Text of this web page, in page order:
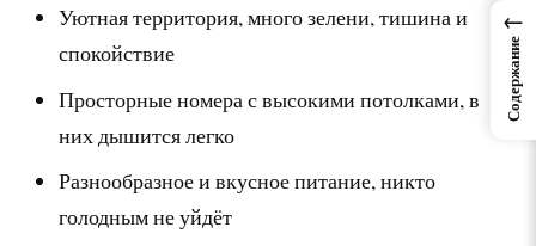
Уютная территория, много зелени, тишина и
спокойствие
Просторные номера с высокими потолками, в
них дышится легко
Разнообразное и вкусное питание, никто
голодным не уйдёт
←
Содержание